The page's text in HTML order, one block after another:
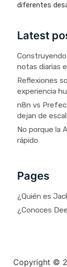
diferentes
Latest
notas diarias
Reflexiones
experiencia
n8n vs
dejan de
No porque la
rápido
Pages
¿Quién es
¿Conoces
Copyright ©